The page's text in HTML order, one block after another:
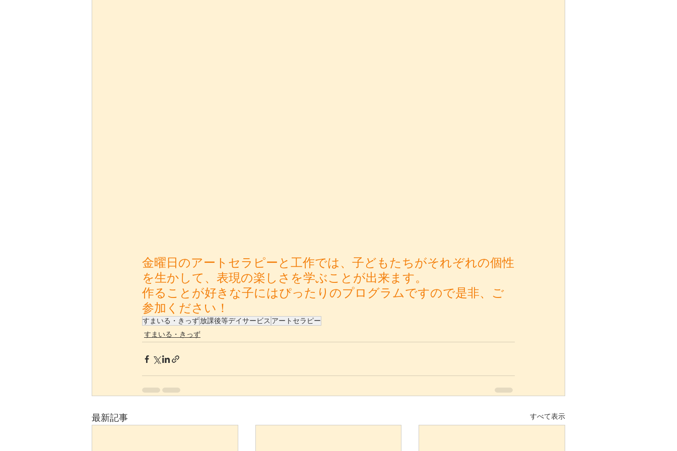
金曜日のアートセラピーと工作では、子どもたちがそれぞれの個性
を生かして、表現の楽しさを学ぶことが出来ます。
作ることが好きな子にはぴったりのプログラムですので是非、ご
参加ください！
すまいる・きっず放課後等デイサービス アートセラピー
すまいる・きっず
最新記事 すべて表示